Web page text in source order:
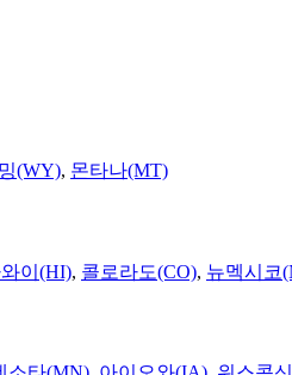
(WY), 몬타나(MT)
이(HI), 콜로라도(CO), 뉴멕시코